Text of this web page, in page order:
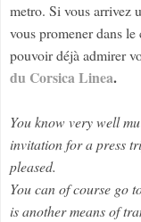
metro. Si vous arrivez
vous promener dans
pouvoir déjà admirer
du Corsica Linea.
You know very well
invitation for a press
pleased.
You can of course go
is another means of